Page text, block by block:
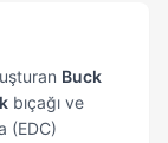
Buck
bıçağı ve
(EDC)